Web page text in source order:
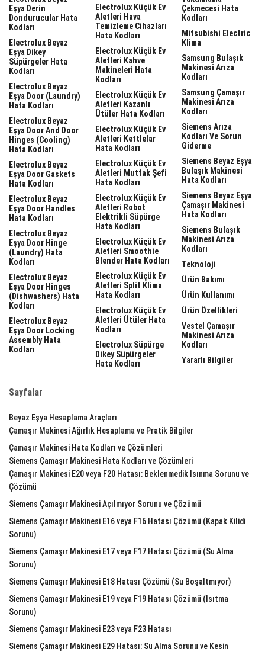
Eşya Derin
Dondurucular Hata
Kodları
Electrolux Beyaz
Eşya Dikey
Süpürgeler Hata
Kodları
Electrolux Beyaz
Eşya Door (laundry)
Hata Kodları
Electrolux Beyaz
Eşya Door And Door
Hinges (cooling)
Hata Kodları
Electrolux Beyaz
Eşya Door Gaskets
Hata Kodları
Electrolux Beyaz
Eşya Door Handles
Hata Kodları
Electrolux Beyaz
Eşya Door Hinge
(laundry) Hata
Kodları
Electrolux Beyaz
Eşya Door Hinges
(dishwashers) Hata
Kodları
Electrolux Beyaz
Eşya Door Locking
Assembly Hata
Kodları
Electrolux Küçük Ev
Aletleri Hava
Temizleme Cihazları
Hata Kodları
Electrolux Küçük Ev
Aletleri Kahve
Makineleri Hata
Kodları
Electrolux Küçük Ev
Aletleri Kazanlı
Ütüler Hata Kodları
Electrolux Küçük Ev
Aletleri Kettlelar
Hata Kodları
Electrolux Küçük Ev
Aletleri Mutfak Şefi
Hata Kodları
Electrolux Küçük Ev
Aletleri Robot
Elektrikli Süpürge
Hata Kodları
Electrolux Küçük Ev
Aletleri Smoothie
Blender Hata Kodları
Electrolux Küçük Ev
Aletleri Split Klima
Hata Kodları
Electrolux Küçük Ev
Aletleri Ütüler Hata
Kodları
Electrolux Süpürge
Dikey Süpürgeler
Hata Kodları
Çekmecesi Hata
Kodları
Mitsubishi Electric
Klima
Samsung Bulaşık
Makinesi Arıza
Kodları
Samsung Çamaşır
Makinesi Arıza
Kodları
Siemens Arıza
Kodları Ve Sorun
Giderme
Siemens Beyaz Eşya
Bulaşık Makinesi
Hata Kodları
Siemens Beyaz Eşya
Çamaşır Makinesi
Hata Kodları
Siemens Bulaşık
Makinesi Arıza
Kodları
Teknoloji
Ürün Bakımı
Ürün Kullanımı
Ürün Özellikleri
Vestel Çamaşır
Makinesi Arıza
Kodları
Yararlı Bilgiler
Sayfalar
Beyaz Eşya Hesaplama Araçları
Çamaşır Makinesi Ağırlık Hesaplama ve Pratik Bilgiler
Çamaşır Makinesi Hata Kodları ve Çözümleri
Siemens Çamaşır Makinesi Hata Kodları ve Çözümleri
Çamaşır Makinesi E20 veya F20 Hatası: Beklenmedik Isınma Sorunu ve
Çözümü
Siemens Çamaşır Makinesi Açılmıyor Sorunu ve Çözümü
Siemens Çamaşır Makinesi E16 veya F16 Hatası Çözümü (Kapak Kilidi
Sorunu)
Siemens Çamaşır Makinesi E17 veya F17 Hatası Çözümü (Su Alma
Sorunu)
Siemens Çamaşır Makinesi E18 Hatası Çözümü (Su Boşaltmıyor)
Siemens Çamaşır Makinesi E19 veya F19 Hatası Çözümü (Isıtma
Sorunu)
Siemens Çamaşır Makinesi E23 veya F23 Hatası
Siemens Çamaşır Makinesi E29 Hatası: Su Alma Sorunu ve Kesin